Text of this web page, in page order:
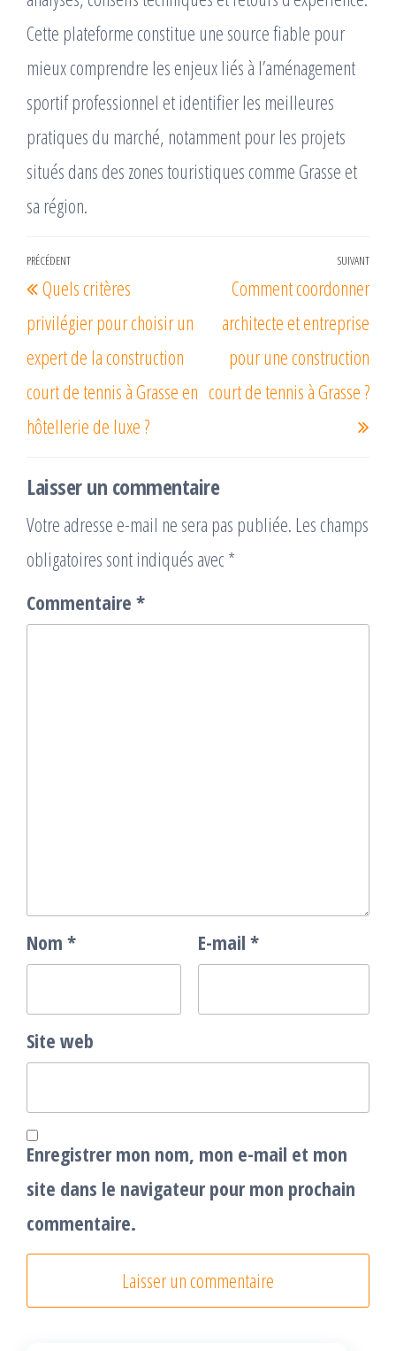
Cette plateforme constitue une source fiable pour
mieux comprendre les enjeux liés à l’aménagement
sportif professionnel et identifier les meilleures
pratiques du marché, notamment pour les projets
situés dans des zones touristiques comme Grasse et
sa région.
Navigation
de
l’article
Article
précédent
PRÉCÉDENT
Quels critères
privilégier pour choisir un
expert de la construction
court de tennis à Grasse en
hôtellerie de luxe ?
SUIVANT
Comment coordonner
architecte et entreprise
pour une construction
court de tennis à Grasse ?
Laisser un commentaire
Votre adresse e-mail ne sera pas publiée. Les champs
obligatoires sont indiqués avec *
Commentaire *
Nom * E-mail *
Site web
Enregistrer mon nom, mon e-mail et mon
site dans le navigateur pour mon prochain
commentaire.